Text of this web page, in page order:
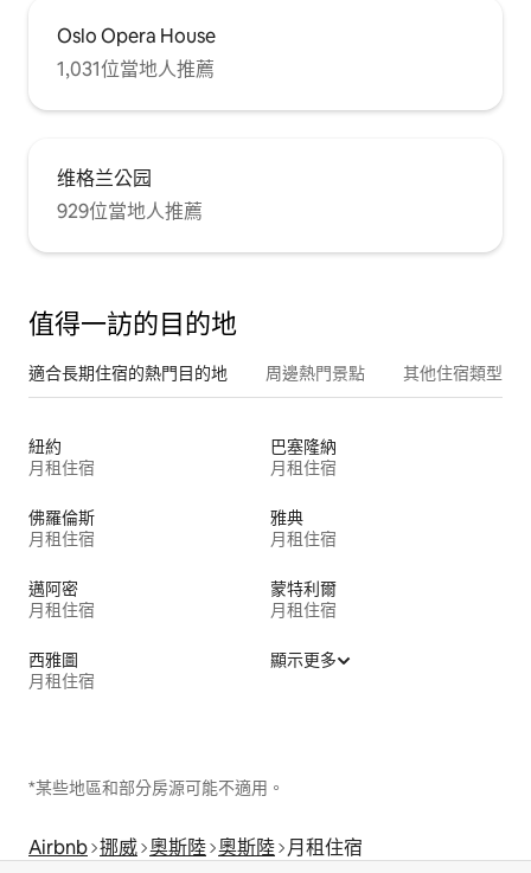
Oslo Opera House
1,031位當地人推薦
维格兰公园
929位當地人推薦
值得一訪的目的地
適合長期住宿的熱門目的地 周邊熱門景點 其他住宿類型
紐約
月租住宿
巴塞隆納
月租住宿
佛羅倫斯
月租住宿
雅典
月租住宿
邁阿密
月租住宿
蒙特利爾
月租住宿
西雅圖
月租住宿
顯示更多
*某些地區和部分房源可能不適用。
Airbnb 挪威 奧斯陸 奧斯陸 月租住宿